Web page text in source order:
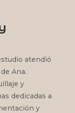
atendió
Ana.
y
dedicadas a
y